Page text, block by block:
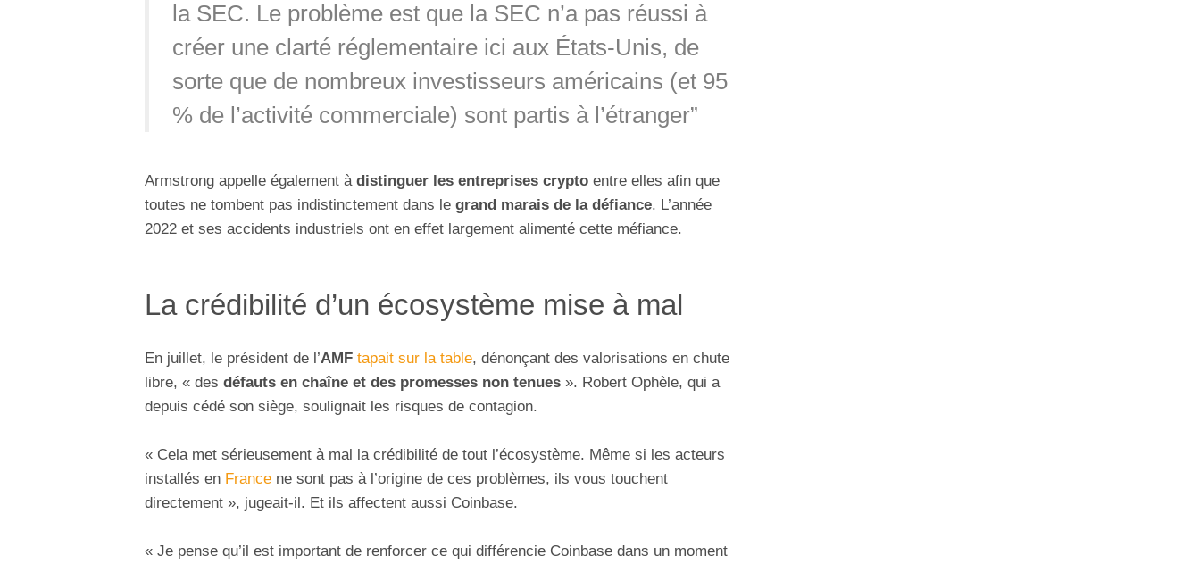
la SEC. Le problème est que la SEC n’a pas réussi à
créer une clarté réglementaire ici aux États-Unis, de
sorte que de nombreux investisseurs américains (et 95
% de l’activité commerciale) sont partis à l’étranger”
Armstrong appelle également à distinguer les entreprises crypto entre elles afin que
toutes ne tombent pas indistinctement dans le grand marais de la défiance. L’année
2022 et ses accidents industriels ont en effet largement alimenté cette méfiance.
La crédibilité d’un écosystème mise à mal
En juillet, le président de l’AMF tapait sur la table, dénonçant des valorisations en chute
libre, « des défauts en chaîne et des promesses non tenues ». Robert Ophèle, qui a
depuis cédé son siège, soulignait les risques de contagion.
« Cela met sérieusement à mal la crédibilité de tout l’écosystème. Même si les acteurs
installés en France ne sont pas à l’origine de ces problèmes, ils vous touchent
directement », jugeait-il. Et ils affectent aussi Coinbase.
« Je pense qu’il est important de renforcer ce qui différencie Coinbase dans un moment